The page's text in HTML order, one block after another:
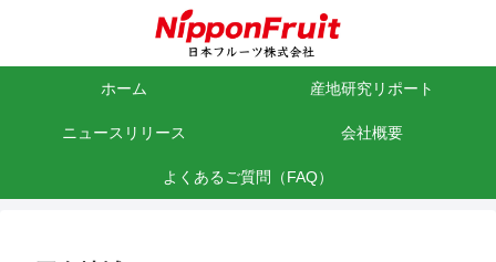
ホーム 産地研究リポート
ニュースリリース 会社概要
よくあるご質問（FAQ）